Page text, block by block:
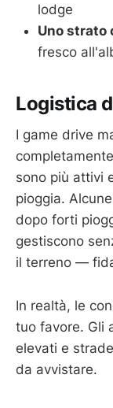
lodge
Uno strato
fresco
Logistica
I game drive
sono più attivi
pioggia.
dopo forti
gestiscono
il terreno —
In realtà, le
tuo favore. Gli
elevati e
da avvistare.